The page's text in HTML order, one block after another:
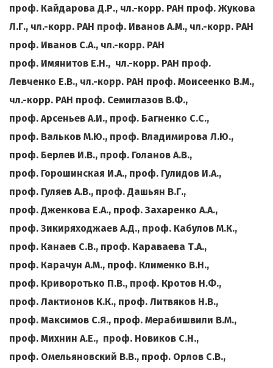
проф. Кайдарова Д.Р., чл.-корр. РАН проф. Жукова
Л.Г., чл.-корр. РАН проф. Иванов А.М., чл.-корр. РАН
проф. Иванов С.А., чл.-корр. РАН
проф. Имянитов Е.Н., чл.-корр. РАН проф.
Левченко Е.В., чл.-корр. РАН проф. Моисеенко В.М.,
чл.-корр. РАН проф. Семиглазов В.Ф.,
проф. Арсеньев А.И., проф. Багненко С.С.,
проф. Вальков М.Ю., проф. Владимирова Л.Ю.,
проф. Берлев И.В., проф. Голанов А.В.,
проф. Горошинская И.А., проф. Гулидов И.А.,
проф. Гуляев А.В., проф. Дашьян В.Г.,
проф. Дженкова Е.А., проф. Захаренко А.А.,
проф. Зикиряходжаев А.Д., проф. Кабулов М.К.,
проф. Канаев С.В., проф. Караваева Т.А.,
проф. Карачун А.М., проф. Клименко В.Н.,
проф. Криворотько П.В., проф. Кротов Н.Ф.,
проф. Лактионов К.К., проф. Литвяков Н.В.,
проф. Максимов С.Я., проф. Мерабишвили В.М.,
проф. Михнин А.Е., проф. Новиков С.Н.,
проф. Омельяновский В.В., проф. Орлов С.В.,